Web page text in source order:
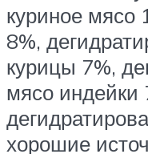
куриное мясо
8%,
курицы 7%,
мясо индейки
хорошие